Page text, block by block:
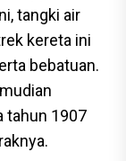
tangki air
kereta ini
bebatuan.
tahun 1907